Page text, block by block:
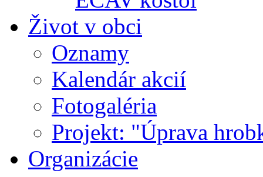
Život v obci
Oznamy
Kalendár akcií
Fotogaléria
Projekt: "Úprava
Organizácie